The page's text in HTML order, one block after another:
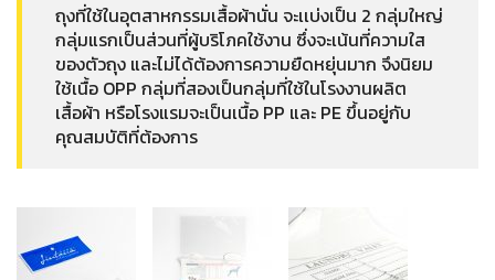
ถุงที่ใช้ในอุตสาหกรรมเสื้อผ้านั่น จะเเบ่งเป็น 2 กลุ่มใหญ่
กลุ่มแรกเป็นส่วนที่ผู้บริโภคใช้งาน ซึ่งจะเน้นที่ความใส
ของตัวถุง และไม่ได้ต้องการความยืดหยุ่นมาก จึงนิยม
ใช้เนื้อ OPP กลุ่มที่สองเป็นกลุ่มที่ใช้ในโรงงานผลิต
เสื้อผ้า หรือโรงแรมจะเป็นเนื้อ PP และ PE ขึ้นอยู่กับ
คุณสมบัติที่ต้องการ